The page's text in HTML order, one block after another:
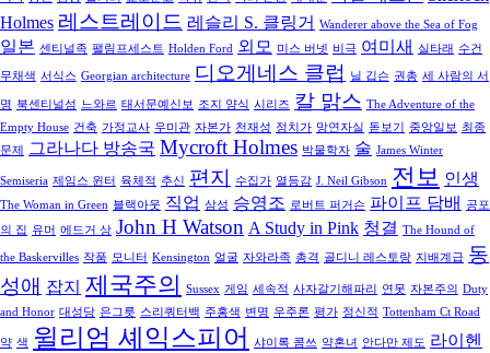
Holmes 레스트레이드 레슬리 S. 클링거 Wanderer above the Sea of Fog
일본 센티널족 팰림프세스트 Holden Ford 외모 미스 버넷 비극 여미새 실타래 수건
무채색 서식스 Georgian architecture 디오게네스 클럽 닐 깁슨 권총 세 사람의 서
명 북센티널섬 느와르 태서문예신보 조지 양식 시리즈 칼 맑스 The Adventure of the
Empty House 건축 가정교사 우미관 자본가 천재성 정치가 망연자실 돋보기 중앙일보
최종
문제
그라나다 방송국 Mycroft Holmes 박물학자 술 James Winter
Semiseria 제임스 윈터 육체적 추신 편지 수집가 열등감 J. Neil Gibson 전보 인생
The Woman in Green 블랙아웃 직업 삼성 승영조 로버트 퍼거슨 파이프 담배 공포
의 집 유머 에드거 상 John H Watson A Study in Pink 청결 The Hound of
the Baskervilles 작품 모니터 Kensington 얼굴 자와라족 총격 골디니 레스토랑 지배계급 동
성애 잡지 제국주의 Sussex 게임 세속적 사자갈기해파리 연못 자본주의
Duty
and Honor 대성당 은그릇 스리쿼터백 주홍색 변명 우주론 평가 정신적 Tottenham Ct Road
약 색 윌리엄 셰익스피어 샤이록 콤쓰 약혼녀 안다만 제도 라이헨